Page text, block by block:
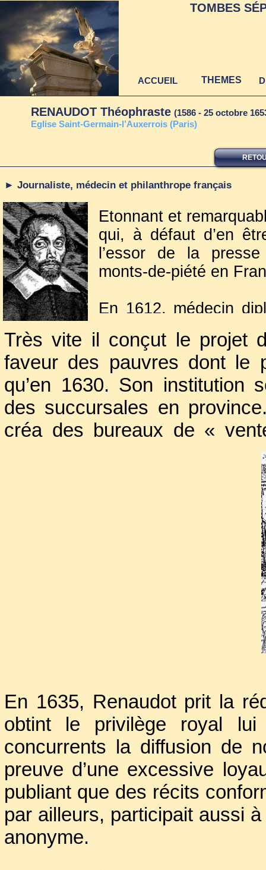
RENAUDOT Théophraste (1586 - 25 octobre
Eglise Saint-Germain-l’Auxerrois (Paris)
► Journaliste, médecin et philanthrope français
Etonnant et
qui, à défaut d’en
l’essor de la
monts-de-piété en
En 1612, médecin
deRichelieu, il fut
XIII.
Très vite il conçut le projet
faveur des pauvres dont le
qu’en 1630. Son institution
des succursales en
créa des bureaux de «
toutes sortes d’objets à
parisienne, il ouvrit un
monta un laboratoire de
ce qui ne manqua pas de
A partir de 1631, il
, qui accordait
qui, dès ses débuts,
suite, on y trouva
En 1635, Renaudot prit la
obtint le privilège royal lui
concurrents la diffusion de
preuve d’une excessive
publiant que des récits
par ailleurs, participait aussi
anonyme.
TOMBES
ACCUEIL THEMES